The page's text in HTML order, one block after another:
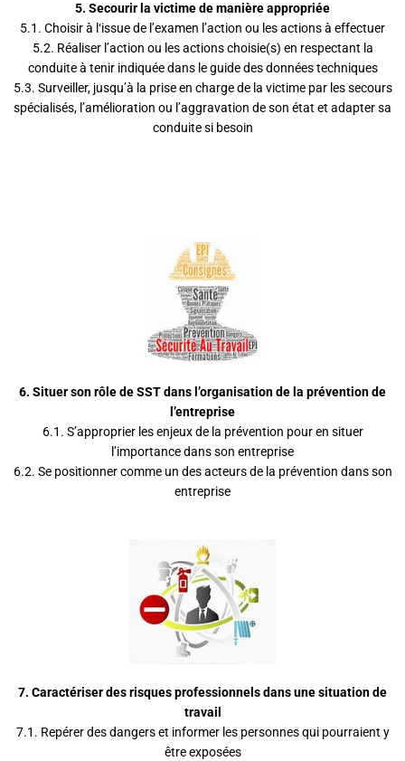
5. Secourir la victime de manière appropriée
5.1. Choisir à l‘issue de l’examen l’action ou les actions à effectuer
5.2. Réaliser l’action ou les actions choisie(s) en respectant la
conduite à tenir indiquée dans le guide des données techniques
5.3. Surveiller, jusqu’à la prise en charge de la victime par les secours
spécialisés, l’amélioration ou l’aggravation de son état et adapter sa
conduite si besoin
6. Situer son rôle de SST dans l’organisation de la prévention de
l’entreprise
6.1. S’approprier les enjeux de la prévention pour en situer
l’importance dans son entreprise
6.2. Se positionner comme un des acteurs de la prévention dans son
entreprise
7. Caractériser des risques professionnels dans une situation de
travail
7.1. Repérer des dangers et informer les personnes qui pourraient y
être exposées